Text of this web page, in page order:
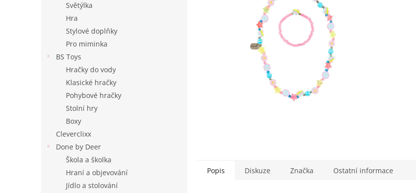
Světýlka
Hra
Stylové doplňky
Pro miminka
BS Toys
Hračky do vody
Klasické hračky
Pohybové hračky
Stolní hry
Boxy
Cleverclixx
Done by Deer
Škola a školka
Hraní a objevování
Jídlo a stolování
Popis Diskuze Značka Ostatní informace